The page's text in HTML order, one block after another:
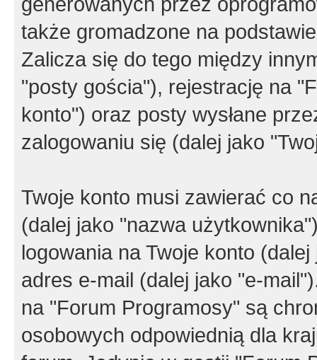
także gromadzone na
Zalicza się do tego między
"posty gościa"), rejestrację na
konto") oraz posty wysłane
zalogowaniu się (dalej jako
Twoje konto musi zawierać co
(dalej jako "nazwa
logowania na Twoje konto
adres e-mail (dalej jako "e-
na "Forum Programosy" są
osobowych odpowiednią dla